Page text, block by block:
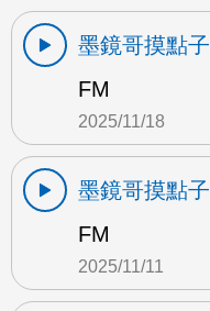
墨鏡哥摸點子
FM
2025/11/18
墨鏡哥摸點子
FM
2025/11/11